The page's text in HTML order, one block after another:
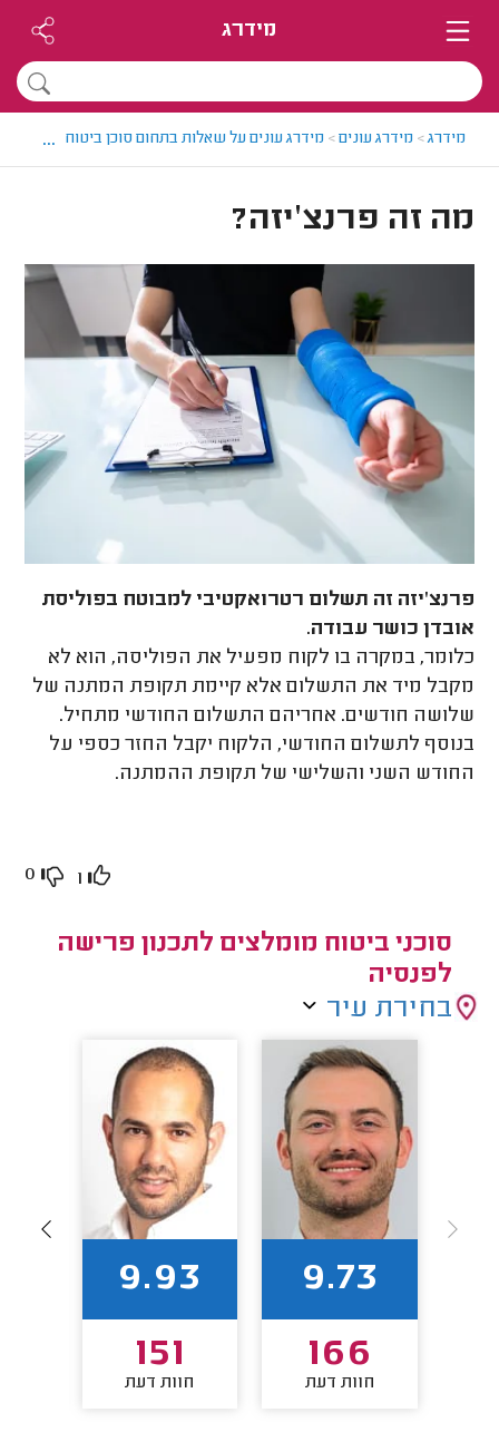
מידרג
מידרג> מידרג עונים> מידרג עונים על שאלות בתחום סוכן ביטוח >מה זה...
מה זה פרנצ'יזה?
פרנצ'יזה זה תשלום רטרואקטיבי למבוטח בפוליסת
אובדן כושר עבודה.
כלומר, במקרה בו לקוח מפעיל את הפוליסה, הוא לא
מקבל מיד את התשלום אלא קיימת תקופת המתנה של
שלושה חודשים. אחריהם התשלום החודשי מתחיל.
בנוסף לתשלום החודשי, הלקוח יקבל החזר כספי על
החודש השני והשלישי של תקופת ההמתנה.
1
0
סוכני ביטוח מומלצים לתכנון פרישה
לפנסיה
בחירת עיר
9.73
166
חוות דעת
9.93
151
חוות דעת